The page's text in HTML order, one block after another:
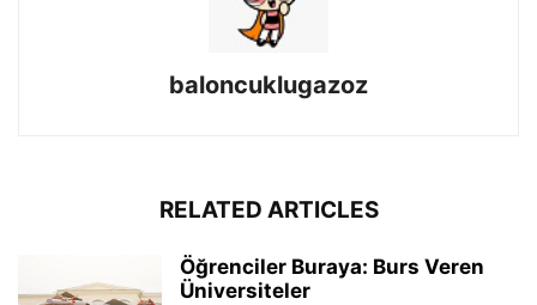
baloncuklugazoz
RELATED ARTICLES
Öğrenciler Buraya: Burs Veren
Üniversiteler